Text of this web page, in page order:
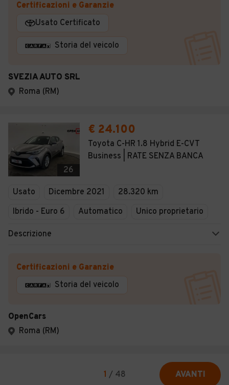
Certificazioni e Garanzie
Usato Certificato
Storia del veicolo
SVEZIA AUTO SRL
Roma (RM)
26
€ 24.100
Toyota C-HR 1.8 Hybrid E-CVT
Business | RATE SENZA BANCA
Usato Dicembre 2021
28.320 km
Ibrido - Euro 6
Automatico Unico proprietario
Descrizione
Certificazioni e Garanzie
Storia del veicolo
OpenCars
Roma (RM)
1 / 48 AVANTI